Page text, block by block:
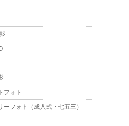
フォト
ーフォト（成人式・七五三）